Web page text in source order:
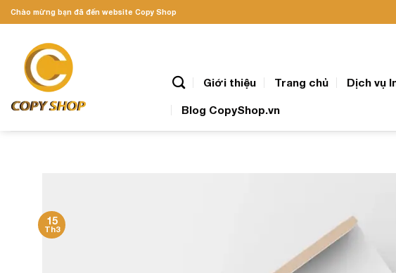
Skip
to
Chào mừng bạn đã đến website Copy Shop
Giới thiệu Trang chủ Dịch vụ
Blog CopyShop.vn
15
Th3